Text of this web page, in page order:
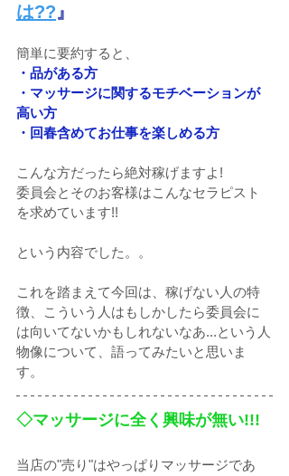
は??』
簡単に要約すると、
・品がある方
・マッサージに関するモチベーションが
高い方
・回春含めてお仕事を楽しめる方
こんな方だったら絶対稼げますよ!
委員会とそのお客様はこんなセラピスト
を求めています!!
という内容でした。。
これを踏まえて今回は、稼げない人の特
徴、こういう人はもしかしたら委員会に
は向いてないかもしれないなあ...という人
物像について、語ってみたいと思いま
す。
◇マッサージに全く興味が無い!!!
当店の"売り"はやっぱりマッサージであ